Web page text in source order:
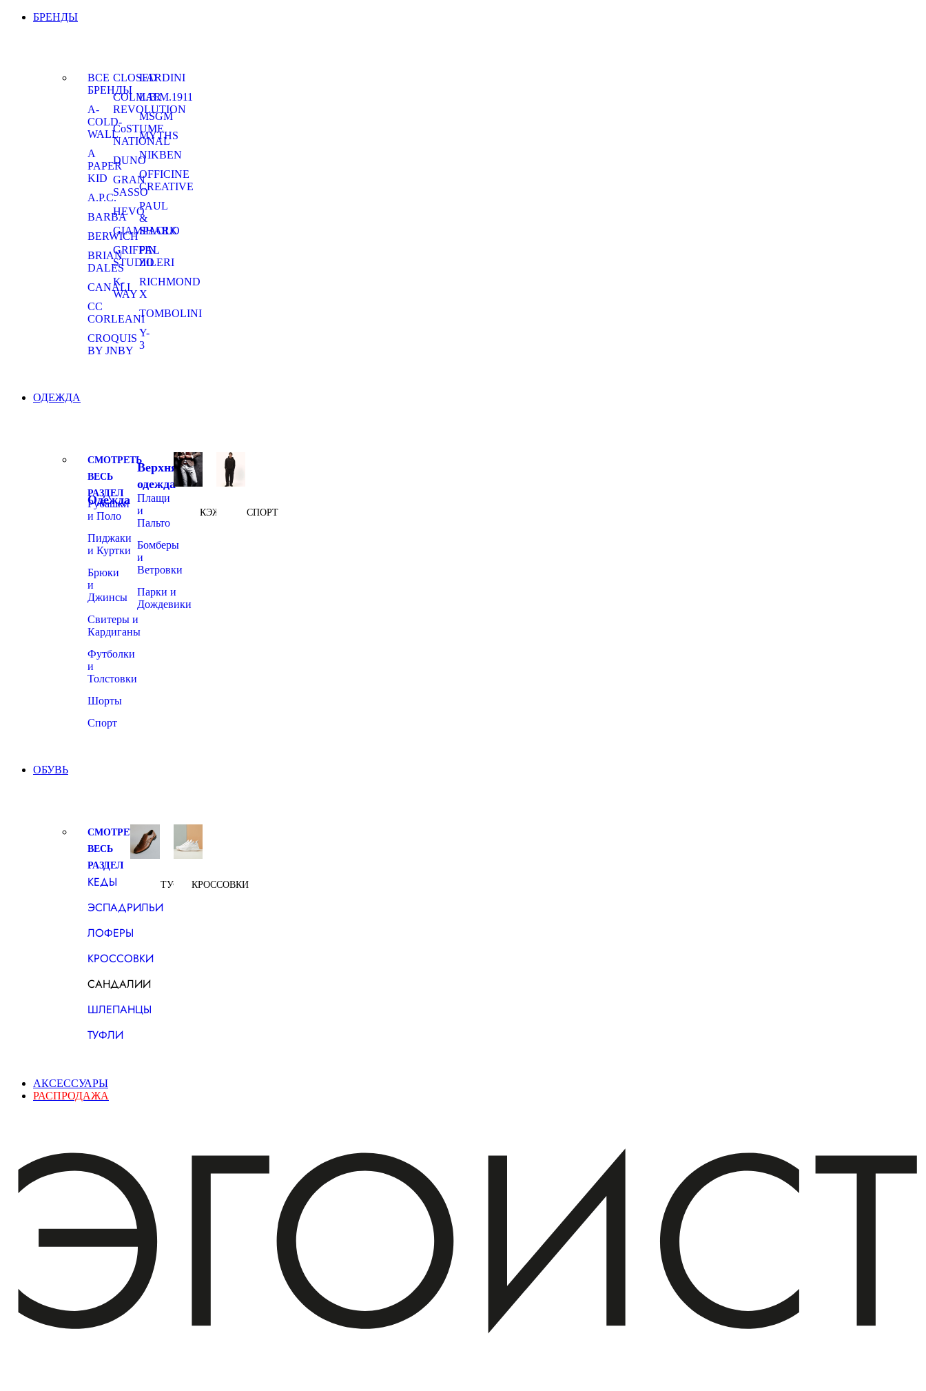
БРЕНДЫ
ВСЕ
БРЕНДЫ
A-
COLD-
WALL
A
PAPER
KID
A.P.C.
BARBA
BERWICH
BRIAN
DALES
CANALI
CC
CORLEANI
CROQUIS
BY JNBY
CLOSED
COLMAR
REVOLUTION
CoSTUME
NATIONAL
DUNO
GRAN
SASSO
HEVO
GIAMPAOLO
GRIFFIN
STUDIO
K-
WAY
LARDINI
L.B.M.1911
MSGM
MYTHS
NIKBEN
OFFICINE
CREATIVE
PAUL
&
SHARK
PAL
ZILERI
RICHMOND
X
TOMBOLINI
Y-
3
ОДЕЖДА
СМОТРЕТЬ
ВЕСЬ
РАЗДЕЛ
Одежда
Рубашки
и Поло
Пиджаки
и Куртки
Брюки
и
Джинсы
Свитеры и
Кардиганы
Футболки
и
Толстовки
Шорты
Спорт
Верхняя
одежда
Плащи
и
Пальто
Бомберы
и
Ветровки
Парки и
Дождевики
КЭЖУАЛ СПОРТ
ОБУВЬ
СМОТРЕТЬ
ВЕСЬ
РАЗДЕЛ
КЕДЫ
ЭСПАДРИЛЬИ
ЛОФЕРЫ
КРОССОВКИ
САНДАЛИИ
ШЛЕПАНЦЫ
ТУФЛИ
ТУФЛИКРОССОВКИ
АКСЕССУАРЫ
РАСПРОДАЖА